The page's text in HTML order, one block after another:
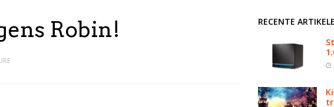
Robin!
RECENTE